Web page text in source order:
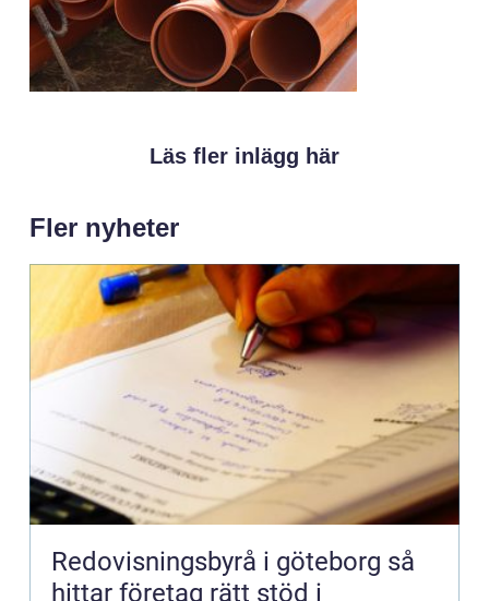
Läs fler inlägg här
Fler nyheter
Redovisningsbyrå i göteborg så
hittar företag rätt stöd i